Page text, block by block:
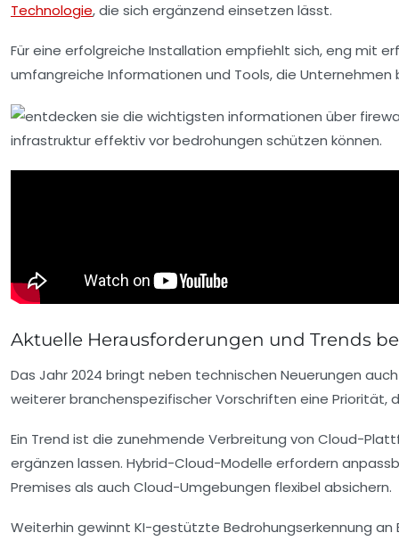
Technologie, die sich ergänzend einsetzen lässt.
Für eine erfolgreiche Installation empfiehlt sich, eng mit
umfangreiche Informationen und Tools, die
Aktuelle Herausforderungen und Trends
Das Jahr 2024 bringt neben technischen Neuerungen
weiterer branchenspezifischer Vorschriften eine Priorität,
Ein Trend ist die zunehmende Verbreitung von Cloud-
ergänzen lassen. Hybrid-Cloud-Modelle erfordern
Premises als auch Cloud-Umgebungen flexibel absichern.
Weiterhin gewinnt KI-gestützte Bedrohungserkennung